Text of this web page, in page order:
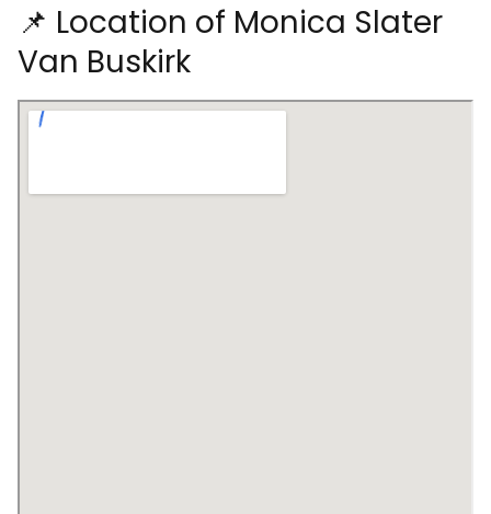
📌 Location of Monica Slater
Van Buskirk